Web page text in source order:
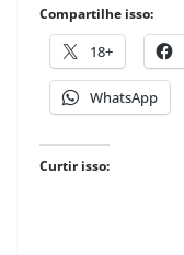
Compartilhe isso:
18+
WhatsApp
Curtir isso: